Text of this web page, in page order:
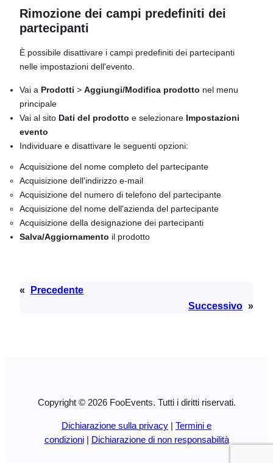
Rimozione dei campi predefiniti dei
partecipanti
È possibile disattivare i campi predefiniti dei partecipanti
nelle impostazioni dell'evento.
Vai a Prodotti > Aggiungi/Modifica prodotto nel menu
principale
Vai al sito Dati del prodotto e selezionare Impostazioni
evento
Individuare e disattivare le seguenti opzioni:
Acquisizione del nome completo del partecipante
Acquisizione dell'indirizzo e-mail
Acquisizione del numero di telefono del partecipante
Acquisizione del nome dell'azienda del partecipante
Acquisizione della designazione dei partecipanti
Salva/Aggiornamento il prodotto
«
Precedente
Successivo »
Copyright © 2026 FooEvents. Tutti i diritti riservati.
Dichiarazione sulla privacy
Termini e
condizioni| Dichiarazione di non responsabilità